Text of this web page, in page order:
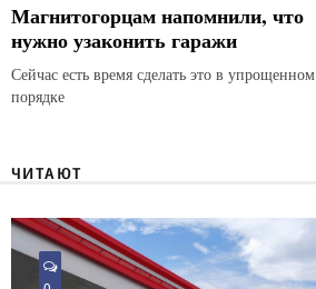
Магнитогорцам напомнили, что
нужно узаконить гаражи
Сейчас есть время сделать это в упрощенном
порядке
ЧИТАЮТ